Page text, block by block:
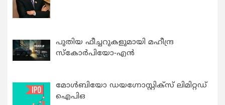
പുതിയ ഫീച്ചറുകളുമായി മഹീന്ദ്ര
സ്കോർപിയോ-എൻ
മോൾബിയോ ഡയഗ്നോസ്റ്റിക്സ് ലിമിറ്റഡ്
ഐപിഒ